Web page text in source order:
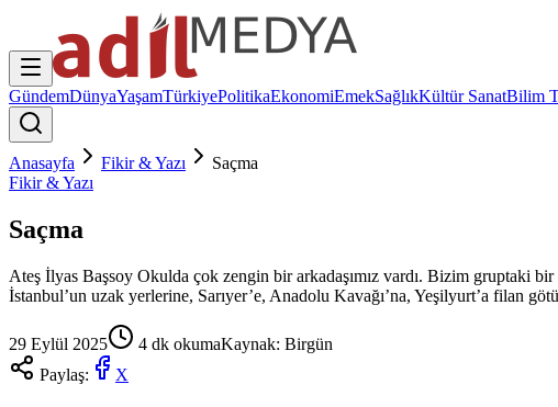
GündemDünyaYaşamTürkiyePolitikaEkonomiEmekSağlıkKültür SanatBilim
Anasayfa Fikir & Yazı
Saçma
Fikir & Yazı
Saçma
Ateş İlyas Başsoy Okulda çok zengin bir arkadaşımız vardı. Bizim gruptaki bir
İstanbul’un uzak yerlerine, Sarıyer’e, Anadolu Kavağı’na, Yeşilyurt’a filan
29 Eylül 2025 4 dk okumaKaynak: Birgün
Paylaş:
X